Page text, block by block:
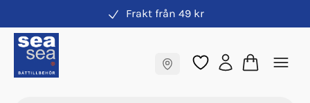
Frakt från 49 kr
Samma pris online & i butik
Hitta rätt produkter till din båtmotor